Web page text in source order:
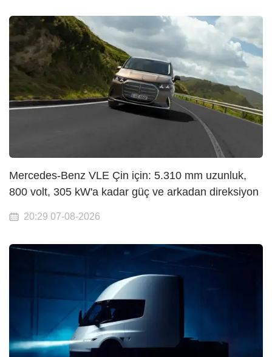
Mercedes-Benz VLE Çin için: 5.310 mm uzunluk,
800 volt, 305 kW'a kadar güç ve arkadan direksiyon
20:29 07-08-2026